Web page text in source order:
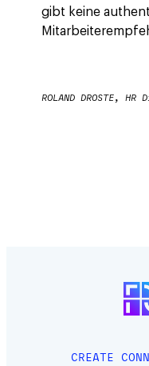
gibt keine
ROLAND DROSTE,
CREATE